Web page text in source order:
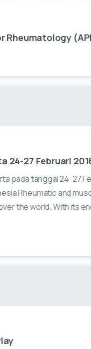
24-27 Februari
pada tanggal 24-27
Rheumatic and
the world. With its